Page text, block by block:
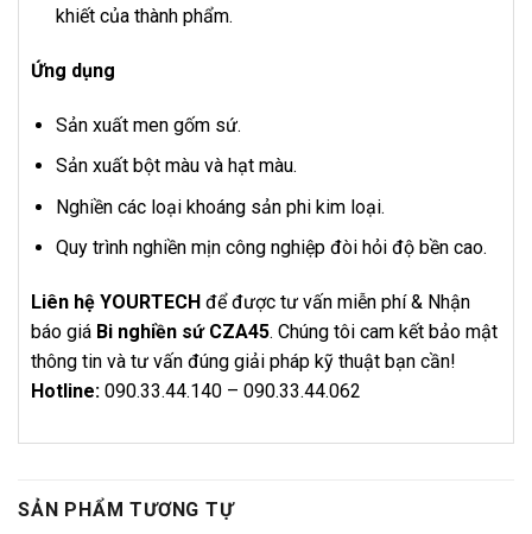
khiết của thành phẩm.
Ứng dụng
Sản xuất men gốm sứ.
Sản xuất bột màu và hạt màu.
Nghiền các loại khoáng sản phi kim loại.
Quy trình nghiền mịn công nghiệp đòi hỏi độ bền cao.
Liên hệ YOURTECH để được tư vấn miễn phí & Nhận
báo giá Bi nghiền sứ CZA45. Chúng tôi cam kết bảo mật
thông tin và tư vấn đúng giải pháp kỹ thuật bạn cần!
Hotline: 090.33.44.140 – 090.33.44.062
SẢN PHẨM TƯƠNG TỰ